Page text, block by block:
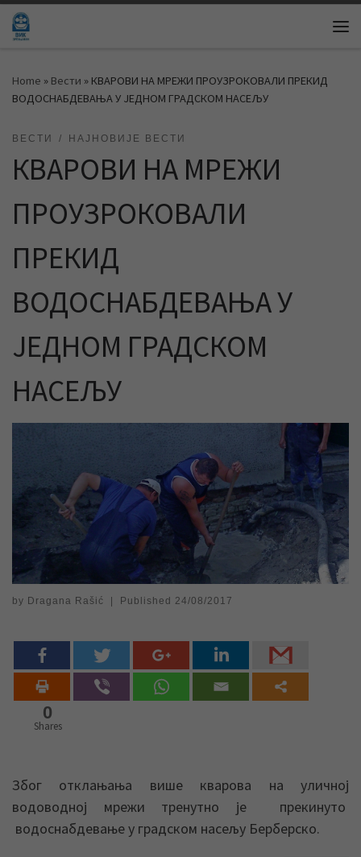
Skip to content
Home » Вести » КВАРОВИ НА МРЕЖИ ПРОУЗРОКОВАЛИ ПРЕКИД
ВОДОСНАБДЕВАЊА У ЈЕДНОМ ГРАДСКОМ НАСЕЉУ
ВЕСТИ НАЈНОВИЈЕ ВЕСТИ
КВАРОВИ НА МРЕЖИ
ПРОУЗРОКОВАЛИ
ПРЕКИД
ВОДОСНАБДЕВАЊА У
ЈЕДНОМ ГРАДСКОМ
НАСЕЉУ
by Dragana Rašić Published 24/08/2017
0
Shares
Због отклањања више кварова на уличној
водоводној мрежи тренутно је прекинуто
водоснабдевање у градском насељу Берберско.